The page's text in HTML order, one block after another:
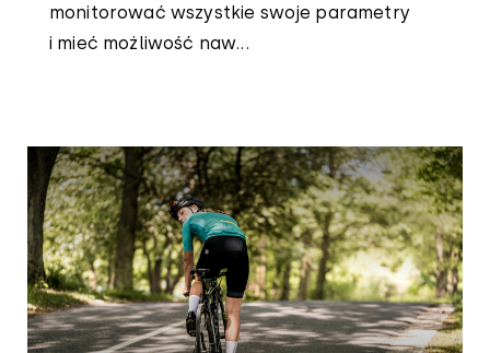
monitorować wszystkie swoje parametry
i mieć możliwość naw...